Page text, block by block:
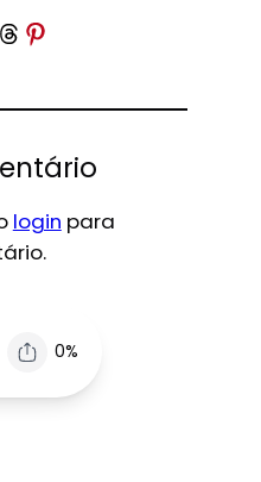
Telegram
Share on Threads
Share on Pinterest
login para
0%